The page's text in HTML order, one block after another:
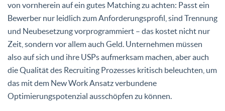
von vornherein auf ein gutes Matching zu achten: Passt ein
Bewerber nur leidlich zum Anforderungsprofil, sind Trennung
und Neubesetzung vorprogrammiert – das kostet nicht nur
Zeit, sondern vor allem auch Geld. Unternehmen müssen
also auf sich und ihre USPs aufmerksam machen, aber auch
die Qualität des Recruiting Prozesses kritisch beleuchten, um
das mit dem New Work Ansatz verbundene
Optimierungspotenzial ausschöpfen zu können.